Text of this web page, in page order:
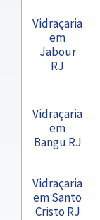
Vidraçaria
em
Jabour
RJ
Vidraçaria
em
Bangu RJ
Vidraçaria
em Santo
Cristo RJ